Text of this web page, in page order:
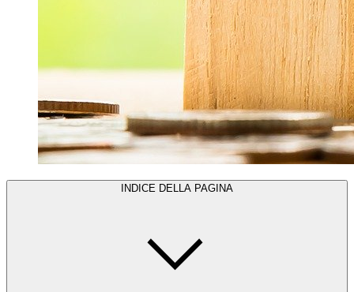
INDICE DELLA PAGINA